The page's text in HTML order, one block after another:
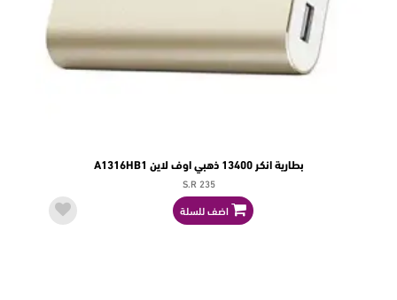
بطارية انكر 13400 ذهبي اوف لاين A1316HB1
S.R 235
اضف للسلة